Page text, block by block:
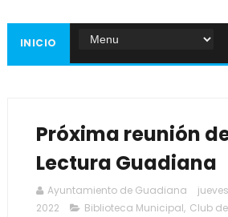
INICIO
Próxima reunión
Lectura Guadiana
Ayuntamiento de Guadiana
2022
Biblioteca Municipal, Club